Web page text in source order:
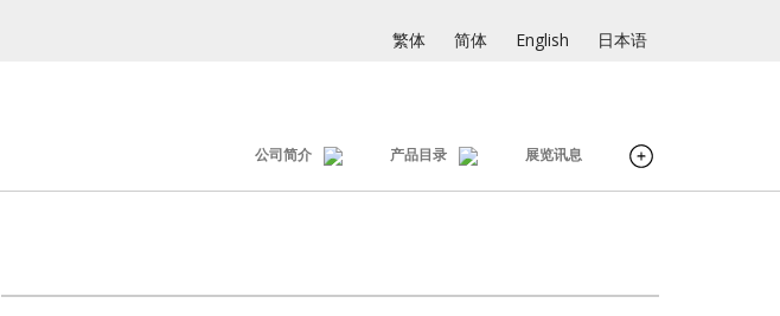
繁体 简体 English 日本语
公司简介 产品目录 展览讯息